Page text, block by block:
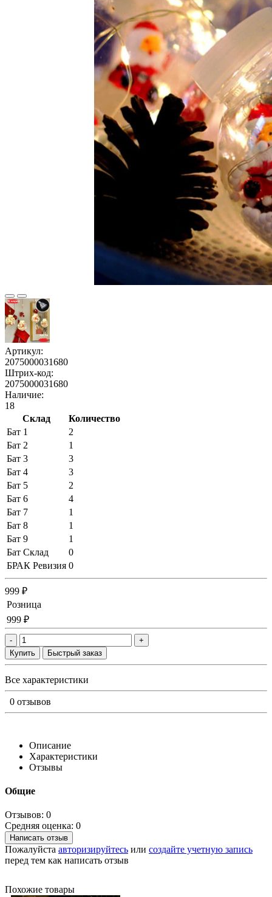
Артикул:
2075000031680
Штрих-код:
2075000031680
Наличие:
18
Склад
Количество
Бат 1
2
Бат 2
1
Бат 3
3
Бат 4
3
Бат 5
2
Бат 6
4
Бат 7
1
Бат 8
1
Бат 9
1
Бат Склад
0
БРАК Ревизия 0
999 ₽
Розница
999 ₽
-
+
Купить
Быстрый заказ
Все характеристики
0 отзывов
Описание
Характеристики
Отзывы
Общие
Отзывов: 0
Средняя оценка: 0
Написать отзыв
Пожалуйста авторизируйтесь или создайте учетную запись
перед тем как написать отзыв
Похожие товары